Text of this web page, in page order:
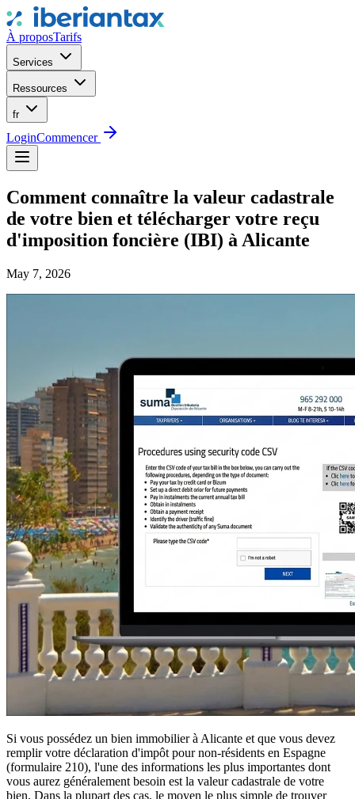
À proposTarifs
Services
Ressources
fr
LoginCommencer
Comment connaître la valeur cadastrale
de votre bien et télécharger votre reçu
d'imposition foncière (IBI) à Alicante
May 7, 2026
Si vous possédez un bien immobilier à Alicante et que vous devez
remplir votre déclaration d'impôt pour non-résidents en Espagne
(formulaire 210), l'une des informations les plus importantes dont
vous aurez généralement besoin est la valeur cadastrale de votre
bien. Dans la plupart des cas, le moyen le plus simple de trouver